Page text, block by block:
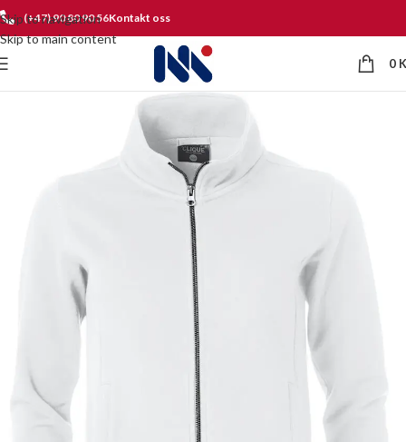
Skip to navigation
Skip to main content
(+47) 90 80 90 56Kontakt oss
0